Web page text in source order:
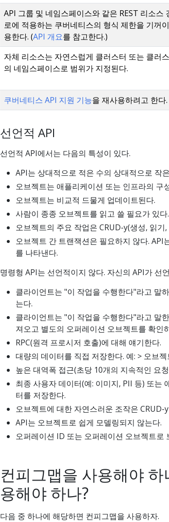
API 그룹 및 네임스페이스와 같은 REST 리소스
로에 적용하는 쿠버네티스의 형식 제한을 기꺼
용한다. (API 개요를 참고한다.)
자체 리소스는 자연스럽게 클러스터 또는 클러
의 네임스페이스로 범위가 지정된다.
쿠버네티스 API 지원 기능을 재사용하려고 한다.
선언적 API
선언적 API에서는 다음의 특성이 있다.
API는 상대적으로 적은 수의 상대적으로 작
오브젝트는 애플리케이션 또는 인프라의 구
오브젝트는 비교적 드물게 업데이트된다.
사람이 종종 오브젝트를 읽고 쓸 필요가 있다.
오브젝트의 주요 작업은 CRUD-y(생성, 읽기
오브젝트 간 트랜잭션은 필요하지 않다.
를 나타낸다.
명령형 API는 선언적이지 않다. 자신의 API가 선
클라이언트는 "이 작업을 수행한다"라고 말
는다.
클라이언트는 "이 작업을 수행한다"라고
져오고 별도의 오퍼레이션 오브젝트를 확인
RPC(원격 프로시저 호출)에 대해 얘기한다.
대량의 데이터를 직접 저장한다. 예: > 오브
높은 대역폭 접근(초당 10개의 지속적인 요
최종 사용자 데이터(예: 이미지, PII 등) 또는
터를 저장한다.
오브젝트에 대한 자연스러운 조작은 CRUD-
API는 오브젝트로 쉽게 모델링되지 않는다.
오퍼레이션 ID 또는 오퍼레이션 오브젝트로
컨피그맵을 사용해야
용해야 하나?
다음 중 하나에 해당하면 컨피그맵을 사용하자.